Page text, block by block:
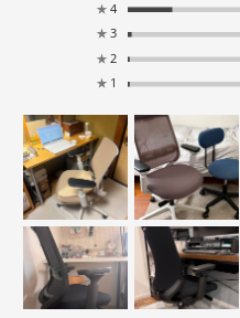
★ 4
★ 3
★ 2
★ 1